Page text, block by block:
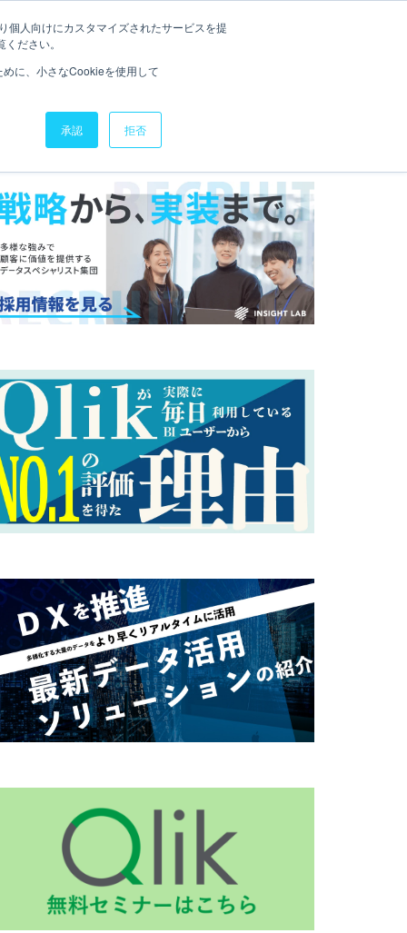
個人向けにカスタマイズされたサービスを提
ださい。
に、小さなCookieを使用して
承認 拒否
レッジ セミナー お役立ち資料